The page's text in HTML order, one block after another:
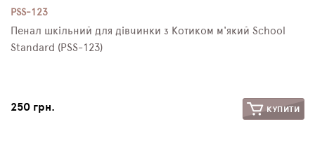
PSS-123
Пенал шкільний для дівчинки з Котиком м'який School
Standard (PSS-123)
250 грн. КУПИТИ